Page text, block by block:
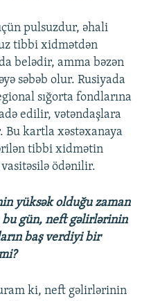
pulsuzdur, əhali
tibbi xidmətdən
belədir, amma bəzən
səbəb olur. Rusiyada
sığorta fondlarına
edilir, vətəndaşlara
kartla xəstəxanaya
tibbi xidmətin
ödənilir.
yüksək olduğu zaman
bu gün, neft gəlirlərinin
baş verdiyi bir
ki, neft gəlirlərinin